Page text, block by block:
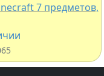
7 предметов,